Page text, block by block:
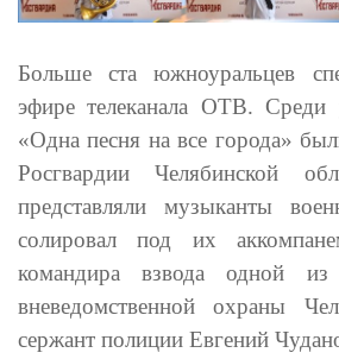
Больше ста южноуральцев
эфире телеканала ОТВ. Среди
«Одна песня на все города»
Росгвардии Челябинской
представляли музыканты
солировал под их
командира взвода одной из
вневедомственной охраны
сержант полиции Евгений